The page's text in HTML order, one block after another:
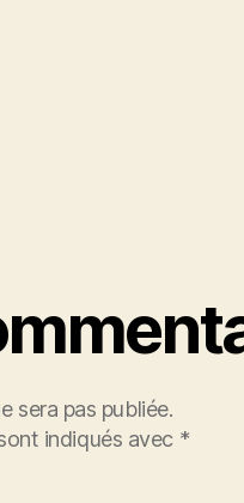
sera pas publiée.
indiqués avec *